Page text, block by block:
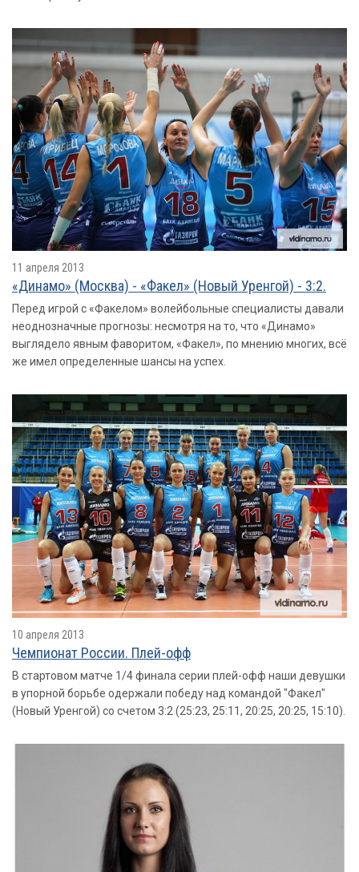
11 апреля 2013
«Динамо» (Москва) - «Факел» (Новый Уренгой) - 3:2.
Перед игрой с «Факелом» волейбольные специалисты давали
неоднозначные прогнозы: несмотря на то, что «Динамо»
выглядело явным фаворитом, «Факел», по мнению многих, всё
же имел определенные шансы на успех.
10 апреля 2013
Чемпионат России. Плей-офф
В стартовом матче 1/4 финала серии плей-офф наши девушки
в упорной борьбе одержали победу над командой "Факел"
(Новый Уренгой) со счетом 3:2 (25:23, 25:11, 20:25, 20:25, 15:10).